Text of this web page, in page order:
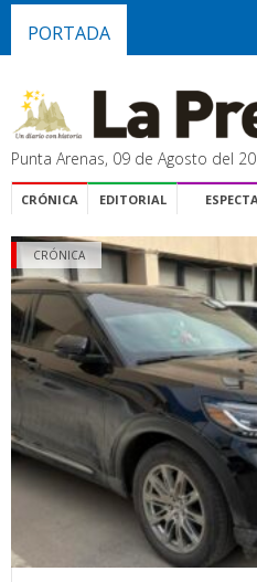
PORTADA
Punta Arenas, 09 de Agosto del
CRÓNICA EDITORIAL
CRÓNICA